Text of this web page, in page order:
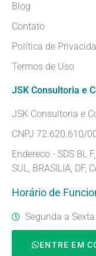
Blog
Contato
Política de
Termos de Uso
JSK Consultoria e
JSK Consultoria e
CNPJ 72.620.610/
Endereco - SDS BL
SUL, BRASILIA, DF,
Horário de
Segunda a
ENTRE EM